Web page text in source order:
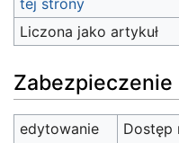
tej strony
Liczona jako artykuł
Zabezpieczenie
edytowanie
Dostęp